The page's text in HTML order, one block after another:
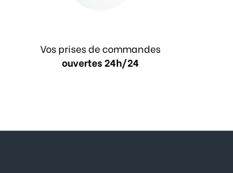
Vos prises de commandes
ouvertes 24h/24